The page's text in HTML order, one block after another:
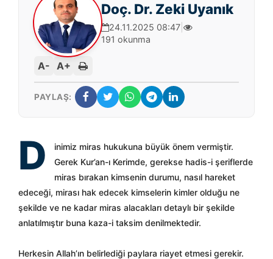
Doç. Dr. Zeki Uyanık
24.11.2025 08:47
191 okunma
A- A+
PAYLAŞ:
D
inimiz miras hukukuna büyük önem vermiştir.
Gerek Kur’an-ı Kerimde, gerekse hadis-i şeriflerde
miras bırakan kimsenin durumu, nasıl hareket
edeceği, mirası hak edecek kimselerin kimler olduğu ne
şekilde ve ne kadar miras alacakları detaylı bir şekilde
anlatılmıştır buna kaza-i taksim denilmektedir.
Herkesin Allah’ın belirlediği paylara riayet etmesi gerekir.